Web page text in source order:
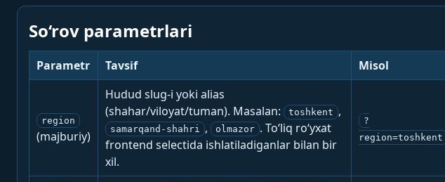
So‘rov parametrlari
Parametr Tavsif Misol
region
(majburiy)
Hudud slug-i yoki alias
(shahar/viloyat/tuman). Masalan:
toshkent ,
samarqand-shahri , olmazor . To‘liq ro‘yxat
frontend selectida ishlatiladiganlar bilan bir
xil.
?
region=toshkent